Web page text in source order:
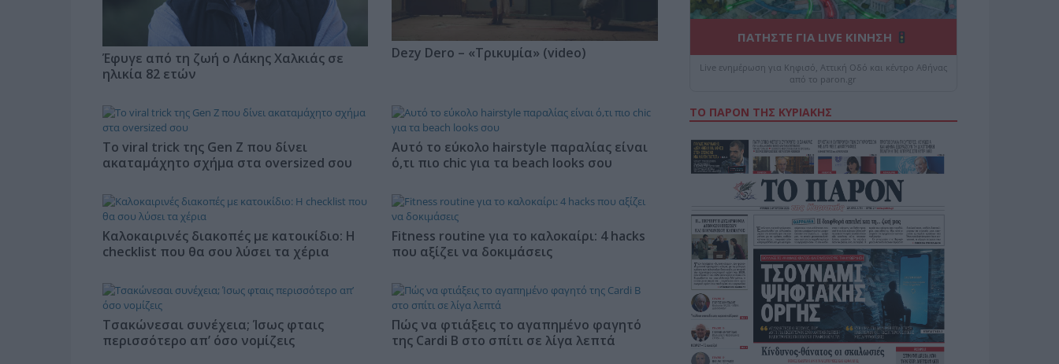
Έφυγε από τη ζωή ο Λάκης Χαλκιάς σε
ηλικία 82 ετών
Dezy Dero – «Τρικυμία» (video)
Το viral trick της Gen Z που δίνει
ακαταμάχητο σχήμα στα oversized σου
Αυτό το εύκολο hairstyle παραλίας είναι
ό,τι πιο chic για τα beach looks σου
Καλοκαιρινές διακοπές με κατοικίδιο: Η
checklist που θα σου λύσει τα χέρια
Fitness routine για το καλοκαίρι: 4 hacks
που αξίζει να δοκιμάσεις
Τσακώνεσαι συνέχεια; Ίσως φταις
περισσότερο απ’ όσο νομίζεις
Πώς να φτιάξεις το αγαπημένο φαγητό
της Cardi B στο σπίτι σε λίγα λεπτά
ΠΑΤΗΣΤΕ ΓΙΑ LIVE ΚΙΝΗΣΗ
Live ενημέρωση για Κηφισό, Αττική Οδό και κέντρο Αθήνας
από το paron.gr
ΤΟ ΠΑΡΟΝ ΤΗΣ ΚΥΡΙΑΚΗΣ